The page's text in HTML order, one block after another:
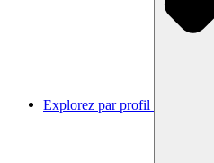
Explorez par profil